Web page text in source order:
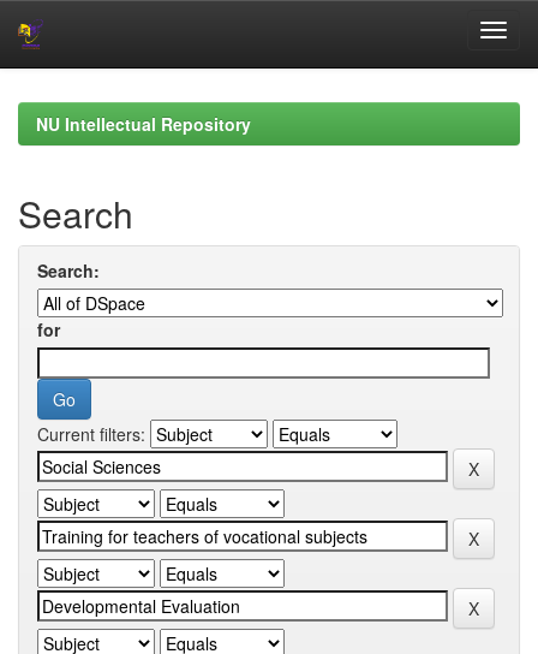
navigationNU Intellectual Repository
Search
Search:
for
Current filters: